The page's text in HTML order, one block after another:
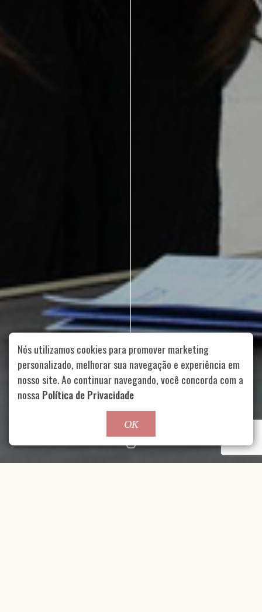
Rua Aurélia, 1714 – Vila Romana, São Paulo – SP | 55 11
99178-5848 | contato@nucleofood.com
Role para continar
Nós utilizamos cookies para promover marketing
personalizado, melhorar sua navegação e experiência em
nosso site. Ao continuar navegando, você concorda com a
nossa Política de Privacidade
OK